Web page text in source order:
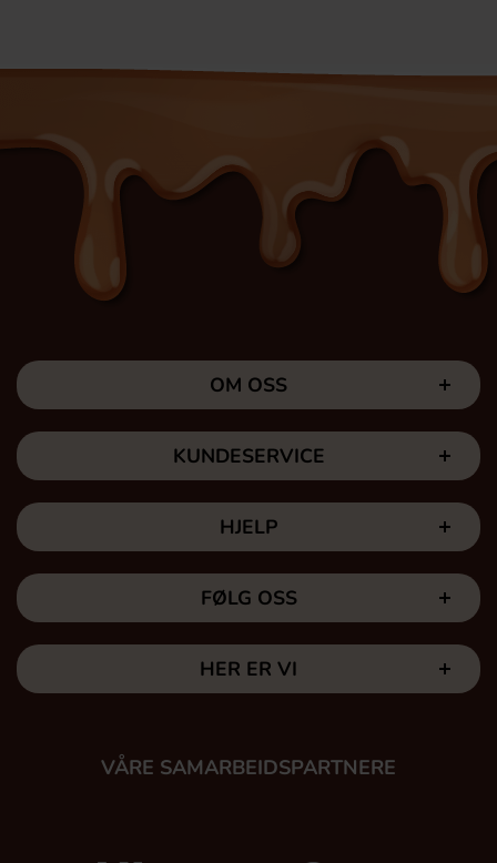
OM OSS
KUNDESERVICE
HJELP
FØLG OSS
HER ER VI
VÅRE SAMARBEIDSPARTNERE